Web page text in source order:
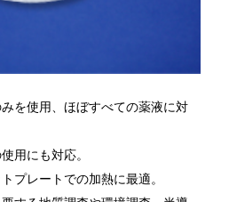
を使用、ほぼすべての薬液に対
用にも対応。
プレートでの加熱に最適。